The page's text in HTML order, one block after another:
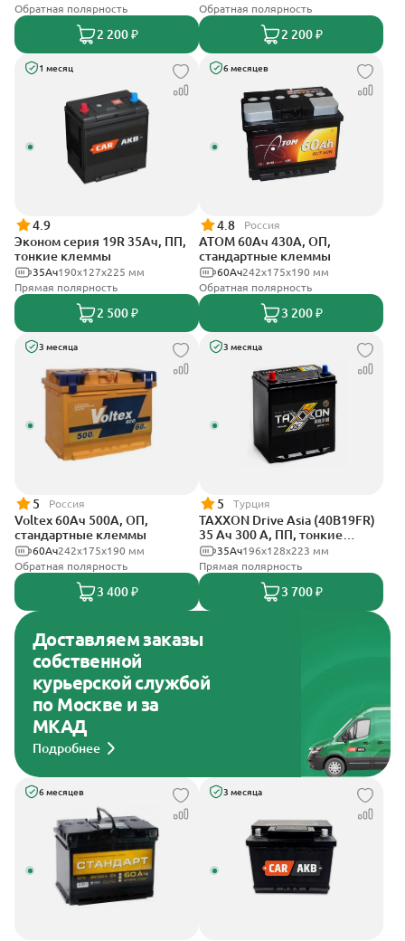
Обратная полярность
2 200 ₽
Обратная полярность
2 200 ₽
1 месяц
4.9
Эконом серия 19R 35Ач, ПП,
тонкие клеммы
190х127х225 мм
35Ач
Прямая полярность
2 500 ₽
6 месяцев
4.8 Россия
АТОМ 60Ач 430А, ОП,
стандартные клеммы
242х175х190 мм
60Ач
Обратная полярность
3 200 ₽
3 месяца
5 Россия
Voltex 60Ач 500А, ОП,
стандартные клеммы
242х175х190 мм
60Ач
Обратная полярность
3 400 ₽
3 месяца
5 Турция
TAXXON Drive Asia (40B19FR)
35 Ач 300 А, ПП, тонкие
клеммы196х128х223 мм
35Ач
Прямая полярность
3 700 ₽
Доставляем заказы
собственной
курьерской службой
по Москве и за
МКАД
Подробнее
6 месяцев 3 месяца